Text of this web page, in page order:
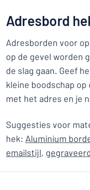
Adresbord
Adresborden voor
op de gevel worden
de slag gaan. Geef
kleine boodschap
met het adres en je
Suggesties voor
hek: Aluminium
emailstijl,